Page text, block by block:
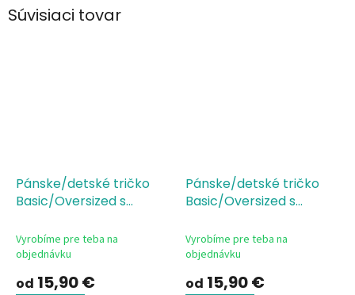
Súvisiaci tovar
Pánske/detské tričko
Basic/Oversized s
matching t-shirt
Jersey, 100 % bavlna,
Vyrobíme pre teba na
objednávku
od 15,90 €
Pánske/detské tričko
Basic/Oversized s
Jersey, 100 % bavlna,
silikónová úprava
Vyrobíme pre teba na
objednávku
od 15,90 €